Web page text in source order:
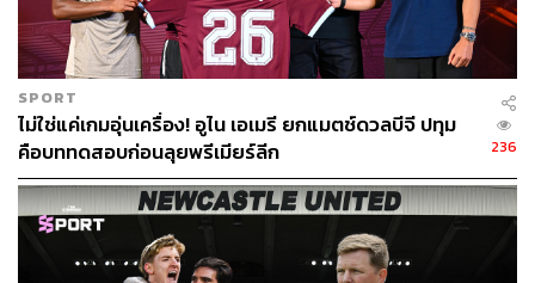
Photo: AFP
นอกจากนี้เมื่อเดือนธันวาคมที่ผ่านมา ทั้งสองบริษัทได้ทำการ
เซ็นสัญญาสงบศึกเพื่อแบ่งปันคอนเทนต์กีฬาร่วมกัน โดยเป็น
ดีลที่ทำให้ทั้งคู่สามารถซื้อช่องไปถ่ายทอดผ่านทางระบบของ
คู่แข่งได้ เพื่อเป็นการรับมือความเปลี่ยนแปลงของพฤติกรรม
คนดูที่เกิดจากผลกระทบของโลกออนไลน์
SPORT
ไม่ใช่แค่เกมอุ่นเครื่อง! อูไน เอเมรี ยกแมตช์ดวลบีจี ปทุม
คือบททดสอบก่อนลุยพรีเมียร์ลีก
236